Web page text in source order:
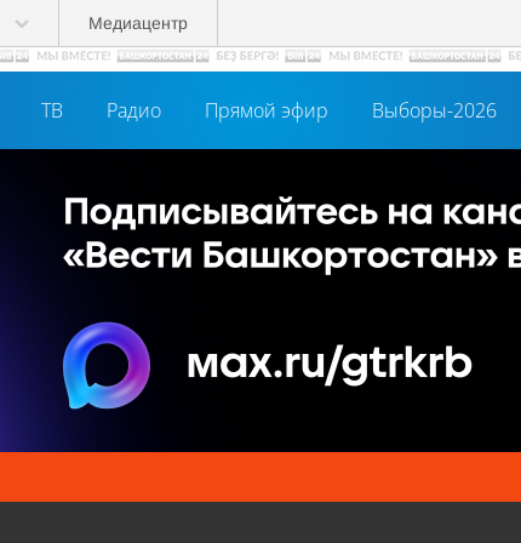
Медиацентр
ТВ Радио Прямой эфир Выборы-2026